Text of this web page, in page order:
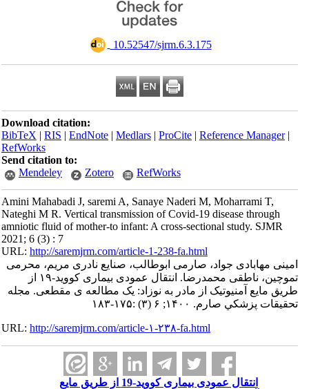
‎ 10.52547/sjrm.6.3.175
Download citation:
BibTeX|RIS|EndNote|Medlars|ProCite|Reference Manager
RefWorks
Send citation to:
Mendeley
Zotero RefWorks
Amini Mahabadi J, saremi A, Sanaye Naderi M, Moharrami T,
Nateghi M R. Vertical transmission of Covid-19 disease through
amniotic fluid of mother-to infant: A cross-sectional study. SJMR
2021; 6 (3) : 7
URL:http://saremjrm.com/article-1-238-fa.html
امینی مهابادی جواد، صارمی ابوطالب، صنایع نادری مریم، محرمی
تموچین، ناطقی محمدرضا. انتقال عمودی بیماری کووید-۱۹ از
طریق مایع آمنیوتیک از مادر به نوزاد: یک مطالعه ی مقطعی. مجله
تحقيقات پزشكي صارم. ۱۴۰۰; ۶ (۳) :۱۷۵-۱۸۳
URL:http://saremjrm.com/article-۱-۲۳۸-fa.html
انتقال عمودی بیماری کووید-19 از طریق مایع